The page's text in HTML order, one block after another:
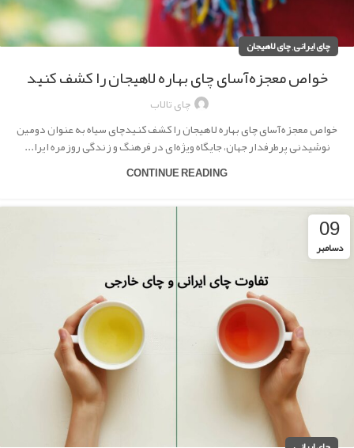
چای ایرانی,چای لاهیجان
خواص معجزه‌آسای چای بهاره لاهیجان را کشف کنید
چای تالاب
خواص معجزه‌آسای چای بهاره لاهیجان را کشف کنیدچای سیاه به عنوان دومین
نوشیدنی پرطرفدار جهان، جایگاه ویژه‌ای در فرهنگ و زندگی روزمره ایرا...
CONTINUE READING
09
دسامبر